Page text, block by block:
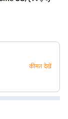
कीमत देखें